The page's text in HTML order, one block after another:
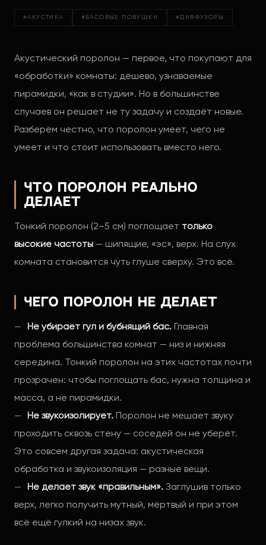
#АКУСТИКА #БАСОВЫЕ ЛОВУШКИ #ДИФФУЗОРЫ
Акустический поролон — первое, что покупают для
«обработки» комнаты: дёшево, узнаваемые
пирамидки, «как в студии». Но в большинстве
случаев он решает не ту задачу и создаёт новые.
Разберём честно, что поролон умеет, чего не
умеет и что стоит использовать вместо него.
Что поролон реально
делает
Тонкий поролон (2–5 см) поглощает только
высокие частоты — шипящие, «эс», верх. На слух
комната становится чуть глуше сверху. Это всё.
Чего поролон не делает
Не убирает гул и бубнящий бас. Главная
проблема большинства комнат — низ и нижняя
середина. Тонкий поролон на этих частотах почти
прозрачен: чтобы поглощать бас, нужна толщина и
масса, а не пирамидки.
Не звукоизолирует. Поролон не мешает звуку
проходить сквозь стену — соседей он не уберёт.
Это совсем другая задача: акустическая
обработка и звукоизоляция — разные вещи.
Не делает звук «правильным». Заглушив только
верх, легко получить мутный, мёртвый и при этом
всё ещё гулкий на низах звук.